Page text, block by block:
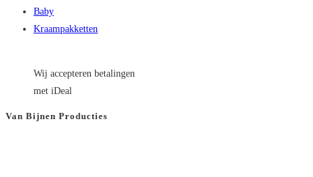
Baby
Kraampakketten
Wij accepteren betalingen
met iDeal
Van Bijnen Producties